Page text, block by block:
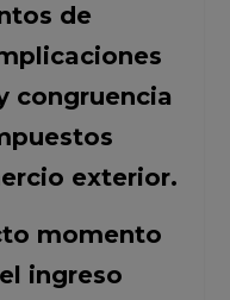
de
congruencia
exterior.
momento
ingreso